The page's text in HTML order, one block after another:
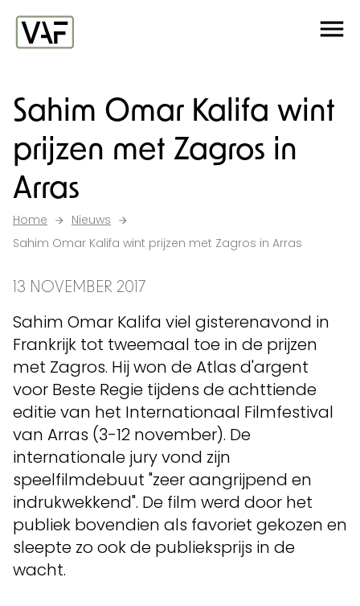
Ga verder naar de inhoud
Sahim Omar Kalifa wint
prijzen met Zagros in
Arras
Home
Nieuws
Sahim Omar Kalifa wint prijzen met Zagros in Arras
13 NOVEMBER 2017
Sahim Omar Kalifa viel gisterenavond in
Frankrijk tot tweemaal toe in de prijzen
met Zagros. Hij won de Atlas d'argent
voor Beste Regie tijdens de achttiende
editie van het Internationaal Filmfestival
van Arras (3-12 november). De
internationale jury vond zijn
speelfilmdebuut "zeer aangrijpend en
indrukwekkend". De film werd door het
publiek bovendien als favoriet gekozen en
sleepte zo ook de publieksprijs in de
wacht.